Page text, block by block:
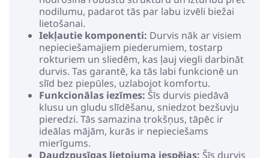
nodilumu, padarot tās par labu izvēli biežai
lietošanai.
Iekļautie komponenti: Durvis nāk ar visiem
nepieciešamajiem piederumiem, tostarp
rokturiem un sliedēm, kas ļauj viegli darbināt
durvis. Tas garantē, ka tās labi funkcionē un
slīd bez piepūles, uzlabojot komfortu.
Funkcionālas iezīmes: Šīs durvis piedāvā
klusu un gludu slīdēšanu, sniedzot bezšuvju
pieredzi. Tās samazina trokšņus, tāpēc ir
ideālas mājām, kurās ir nepieciešams
mierīgums.
Daudzpusīgas lietojuma iespējas: Šīs durvis